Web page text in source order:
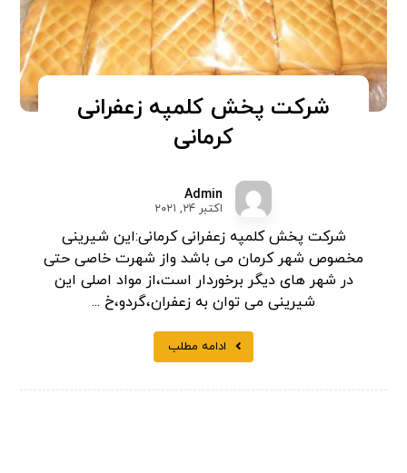
شرکت پخش کلمپه زعفرانی
کرمانی
Admin
اکتبر ۲۴, ۲۰۲۱
شرکت پخش کلمپه زعفرانی کرمانی:این شیرینی
مخصوص شهر کرمان می باشد واز شهرت خاصی حتی
در شهر های دیگر برخوردار است،از مواد اصلی این
شیرینی می توان به زعفران،گردو،خ ...
ادامه مطلب